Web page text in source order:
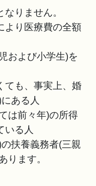
りません。
より医療費の全額
および小学生)を
ても、事実上、婚
ある人
は前々年)の所得
いる人
扶養義務者(三親
ります。